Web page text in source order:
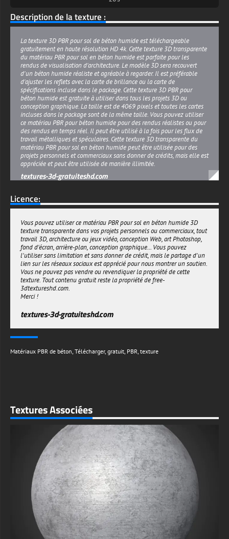
Description de la texture :
La texture 3D PBR pour sol de béton humide est téléchargeable
gratuitement en haute résolution HD 4k. Cette texture 3D transparente
du matériau PBR pour sol en béton humide est parfaite pour les
rendus de visualisation d'architecture. Le modèle 3D sera recouvert
d'un béton humide réaliste et agréable à regarder. Il est préférable
d'ajuster les reflets avec la carte de brillance ou la carte de
spécifications incluse dans le package. Cette texture 3D PBR pour
béton humide est gratuite à utiliser dans tous les projets 3D ou
conception graphique. La taille est de 4069 pixels et toutes les cartes
incluses dans le package sont de la même taille. Vous pouvez utiliser
ce matériau PBR pour béton humide pour des rendus réalistes ou pour
des rendus en temps réel. Il peut être utilisé à la fois pour les flux de
travail métalliques et spéculaires. Cette texture 3D transparente du
matériau PBR pour sol en béton humide peut être utilisée pour des
projets personnels et commerciaux sans donner de crédits, mais elle est
appréciée et peut être utilisée de manière illimitée.
textures-3d-gratuiteshd.com
Licence:
Vous pouvez utiliser ce matériau PBR pour sol en béton humide 3D
texture transparente dans vos projets personnels ou commerciaux, tout
travail 3D, architecture ou jeux vidéo, conception Web, art Photoshop,
fond d'écran, arrière-plan, conception graphique... Vous pouvez
l'utiliser sans limitation et sans donner de crédit, mais le partage d'un
lien sur les réseaux sociaux est apprécié pour nous montrer un soutien.
Vous ne pouvez pas vendre ou revendiquer la propriété de cette
texture. Tout contenu gratuit reste la propriété de free-
3dtextureshd.com.
Merci !
textures-3d-gratuiteshd.com
Matériaux PBR de béton Télécharger, gratuit PBR texture
Textures Associées